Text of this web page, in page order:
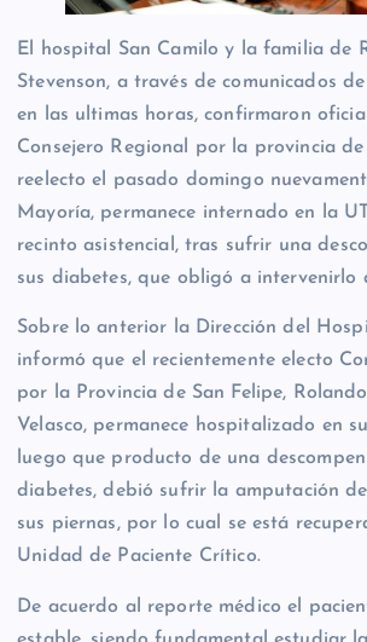
El hospital San Camilo y la familia de
Stevenson, a través de comunicados
en las ultimas horas, confirmaron
Consejero Regional por la provincia de
reelecto el pasado domingo
Mayoría, permanece internado en la
recinto asistencial, tras sufrir una
sus diabetes, que obligó a intervenirlo
Sobre lo anterior la Dirección del
informó que el recientemente electo
por la Provincia de San Felipe,
Velasco, permanece hospitalizado en
luego que producto de una
diabetes, debió sufrir la amputación
sus piernas, por lo cual se está
Unidad de Paciente Crítico.
De acuerdo al reporte médico el